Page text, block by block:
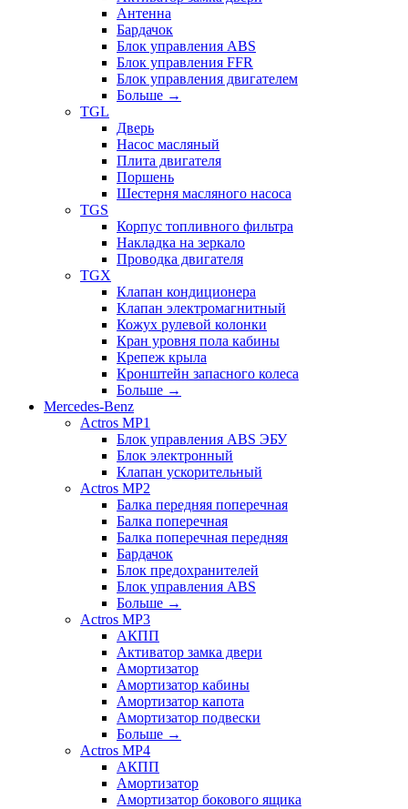
Антенна
Бардачок
Блок управления ABS
Блок управления FFR
Блок управления двигателем
Больше →
TGL
Дверь
Насос масляный
Плита двигателя
Поршень
Шестерня масляного насоса
TGS
Корпус топливного фильтра
Накладка на зеркало
Проводка двигателя
TGX
Клапан кондиционера
Клапан электромагнитный
Кожух рулевой колонки
Кран уровня пола кабины
Крепеж крыла
Кронштейн запасного колеса
Больше →
Mercedes-Benz
Actros MP1
Блок управления ABS ЭБУ
Блок электронный
Клапан ускорительный
Actros MP2
Балка передняя поперечная
Балка поперечная
Балка поперечная передняя
Бардачок
Блок предохранителей
Блок управления ABS
Больше →
Actros MP3
АКПП
Активатор замка двери
Амортизатор
Амортизатор кабины
Амортизатор капота
Амортизатор подвески
Больше →
Actros MP4
АКПП
Амортизатор
Амортизатор бокового ящика